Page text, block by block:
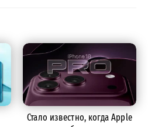
Стало известно, когда Apple